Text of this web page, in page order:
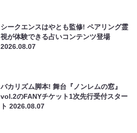
シークエンスはやとも監修! ペアリング霊
視が体験できる占いコンテンツ登場
2026.08.07
バカリズム脚本! 舞台『ノンレムの窓』
vol.2のFANYチケット1次先行受付スター
ト2026.08.07